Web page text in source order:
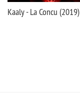
Kaaly - La Concu (2019)